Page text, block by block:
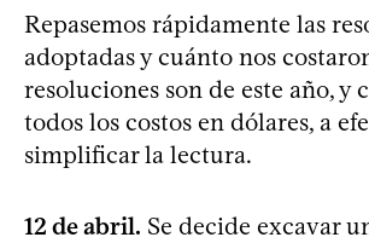
Repasemos rápidamente las
adoptadas y cuánto nos
resoluciones son de este año, y
todos los costos en dólares, a
simplificar la lectura.
12 de abril. Se decide excavar